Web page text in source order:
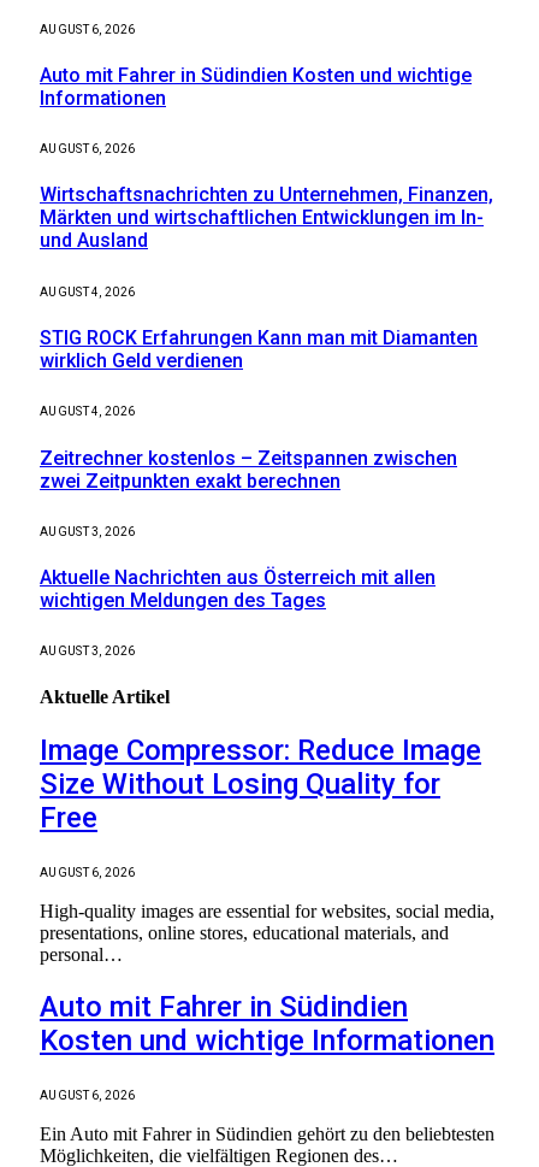
AUGUST 6, 2026
Auto mit Fahrer in Südindien Kosten und wichtige
Informationen
AUGUST 6, 2026
Wirtschaftsnachrichten zu Unternehmen, Finanzen,
Märkten und wirtschaftlichen Entwicklungen im In-
und Ausland
AUGUST 4, 2026
STIG ROCK Erfahrungen Kann man mit Diamanten
wirklich Geld verdienen
AUGUST 4, 2026
Zeitrechner kostenlos – Zeitspannen zwischen
zwei Zeitpunkten exakt berechnen
AUGUST 3, 2026
Aktuelle Nachrichten aus Österreich mit allen
wichtigen Meldungen des Tages
AUGUST 3, 2026
Aktuelle Artikel
Image Compressor: Reduce Image
Size Without Losing Quality for
Free
AUGUST 6, 2026
High-quality images are essential for websites, social media,
presentations, online stores, educational materials, and
personal…
Auto mit Fahrer in Südindien
Kosten und wichtige Informationen
AUGUST 6, 2026
Ein Auto mit Fahrer in Südindien gehört zu den beliebtesten
Möglichkeiten, die vielfältigen Regionen des…